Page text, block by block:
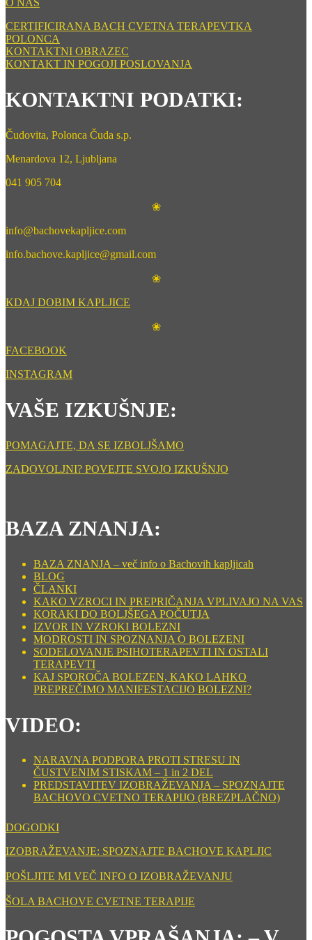
O NAS
CERTIFICIRANA BACH CVETNA TERAPEVTKA
POLONCA
KONTAKTNI OBRAZEC
KONTAKT IN POGOJI POSLOVANJA
KONTAKTNI PODATKI:
Čudovita, Polonca Čuda s.p.
Menardova 12, Ljubljana
041 905 704
❀
info@bachovekapljice.com
info.bachove.kapljice@gmail.com
❀
KDAJ DOBIM KAPLJICE
❀
FACEBOOK
INSTAGRAM
VAŠE IZKUŠNJE:
POMAGAJTE, DA SE IZBOLJŠAMO
ZADOVOLJNI? POVEJTE SVOJO IZKUŠNJO
BAZA ZNANJA:
BAZA ZNANJA – več info o Bachovih kapljicah
BLOG
ČLANKI
KAKO VZROCI IN PREPRIČANJA VPLIVAJO NA VAS
KORAKI DO BOLJŠEGA POČUTJA
IZVOR IN VZROKI BOLEZNI
MODROSTI IN SPOZNANJA O BOLEZENI
SODELOVANJE PSIHOTERAPEVTI IN OSTALI
TERAPEVTI
KAJ SPOROČA BOLEZEN, KAKO LAHKO
PREPREČIMO MANIFESTACIJO BOLEZNI?
VIDEO:
NARAVNA PODPORA PROTI STRESU IN
ČUSTVENIM STISKAM – 1 in 2 DEL
PREDSTAVITEV IZOBRAŽEVANJA – SPOZNAJTE
BACHOVO CVETNO TERAPIJO (BREZPLAČNO)
DOGODKI
IZOBRAŽEVANJE: SPOZNAJTE BACHOVE KAPLJIC
POŠLJITE MI VEČ INFO O IZOBRAŽEVANJU
ŠOLA BACHOVE CVETNE TERAPIJE